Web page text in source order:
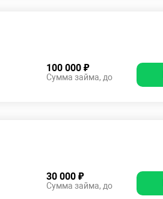
100 000 ₽
Сумма займа, до
30 000 ₽
Сумма займа, до